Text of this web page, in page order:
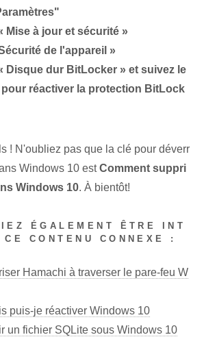
Mise à jour et sécurité »
de l'appareil »
Disque dur BitLocker » et suivez le
réactiver la protection BitLock
! N'oubliez pas que la clé pour déverr
Windows 10 estComment suppri
Windows 10. À bientôt!
ÉGALEMENT ÊTRE INT
CONTENU CONNEXE :
Hamachi à traverser le pare-feu W
puis-je réactiver Windows 10
un fichier SQLite sous Windows 10